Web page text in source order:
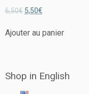
6,50€ 5,50€
Ajouter au panier
Shop in English